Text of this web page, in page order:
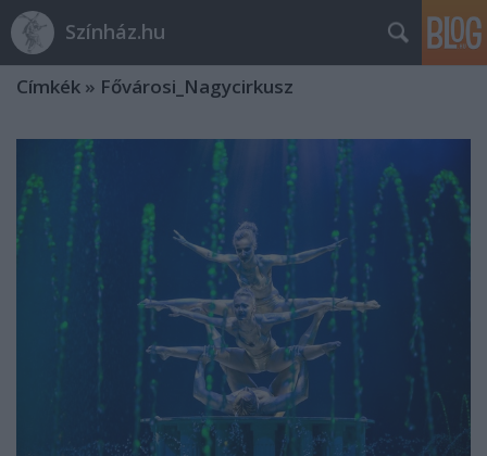
Színház.hu
Címkék » Fővárosi_Nagycirkusz